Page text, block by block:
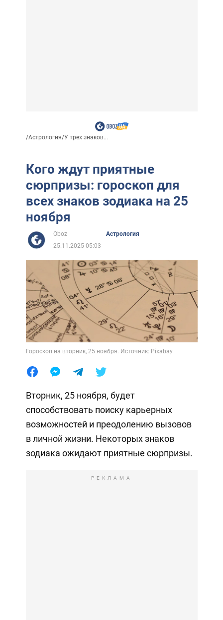
/Астрология/У трех знаков...
Кого ждут приятные
сюрпризы: гороскоп для
всех знаков зодиака на 25
ноября
Oboz
Астрология
25.11.2025 05:03
Гороскоп на вторник, 25 ноября. Источник: Pixabay
Вторник, 25 ноября, будет
способствовать поиску карьерных
возможностей и преодолению вызовов
в личной жизни. Некоторых знаков
зодиака ожидают приятные сюрпризы.
РЕКЛАМА